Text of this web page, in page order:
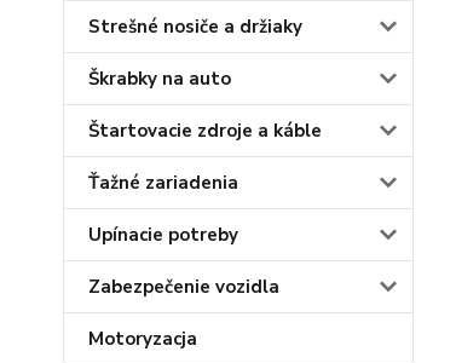
Strešné nosiče a držiaky
Škrabky na auto
Štartovacie zdroje a káble
Ťažné zariadenia
Upínacie potreby
Zabezpečenie vozidla
Motoryzacja